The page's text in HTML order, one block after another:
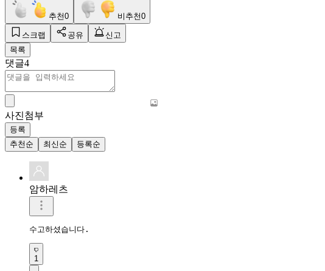
추천0 비추천0
스크랩 공유
신고
목록
댓글4
사진첨부
등록
추천순
최신순 등록순
암하레츠
수고하셨습니다.
1